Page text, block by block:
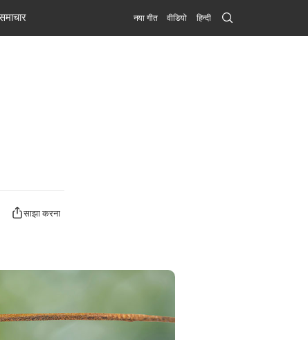
नया गीत वीडियो हिन्दी Search
Submit
साझा करना